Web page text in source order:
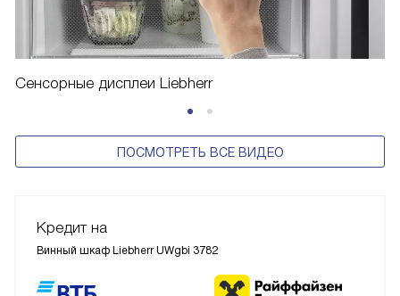
Сенсорные дисплеи Liebherr
ПОСМОТРЕТЬ ВСЕ ВИДЕО
Кредит на
Винный шкаф Liebherr UWgbi 3782